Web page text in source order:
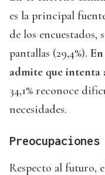
es la principal
de los encuestados,
pantallas (29,4%).
admite que intenta
34,1% reconoce
necesidades.
Preocupaciones
Respecto al futuro,